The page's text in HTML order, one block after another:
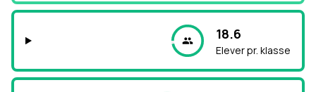
18.6
Elever pr. klasse